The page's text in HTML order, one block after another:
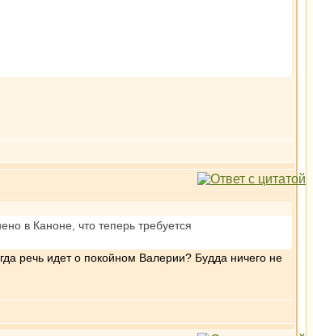
в Каноне, что теперь требуется
речь идет о покойном Валерии? Будда ничего не